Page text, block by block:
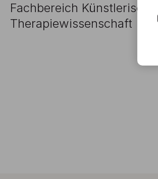
Fachbereich Künstlerische
Therapiewissenschaft